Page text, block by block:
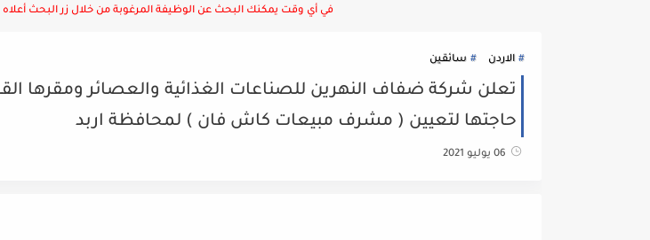
في أي وقت يمكنك البحث عن الوظيفة المرغوبة من خلال زر البحث أعلاه
الاردن سائقين
تعلن شركة ضفاف النهرين للصناعات الغذائية والعصائر ومقرها
حاجتها لتعيين ( مشرف مبيعات كاش فان ) لمحافظة اربد
06 يوليو 2021